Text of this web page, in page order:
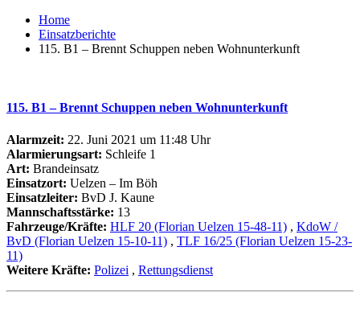
Home
Einsatzberichte
115. B1 – Brennt Schuppen neben Wohnunterkunft
115. B1 – Brennt Schuppen neben Wohnunterkunft
Alarmzeit: 22. Juni 2021 um 11:48 Uhr
Alarmierungsart: Schleife 1
Art: Brandeinsatz
Einsatzort: Uelzen – Im Böh
Einsatzleiter: BvD J. Kaune
Mannschaftsstärke: 13
Fahrzeuge/Kräfte: HLF 20 (Florian Uelzen 15-48-11) , KdoW /
BvD (Florian Uelzen 15-10-11) , TLF 16/25 (Florian Uelzen 15-23-
11)
Weitere Kräfte: Polizei , Rettungsdienst